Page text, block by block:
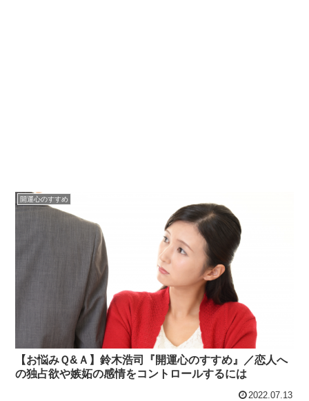
開運心のすすめ
【お悩みＱ&Ａ】鈴木浩司『開運心のすすめ』／恋人へ
の独占欲や嫉妬の感情をコントロールするには
2022.07.13